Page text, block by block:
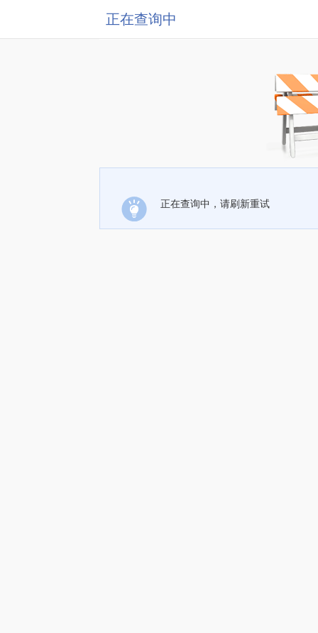
正在查询中
正在查询中，请刷新重试